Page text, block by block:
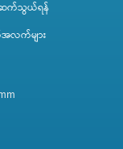
က်သွယ်ရန်
လက်များ